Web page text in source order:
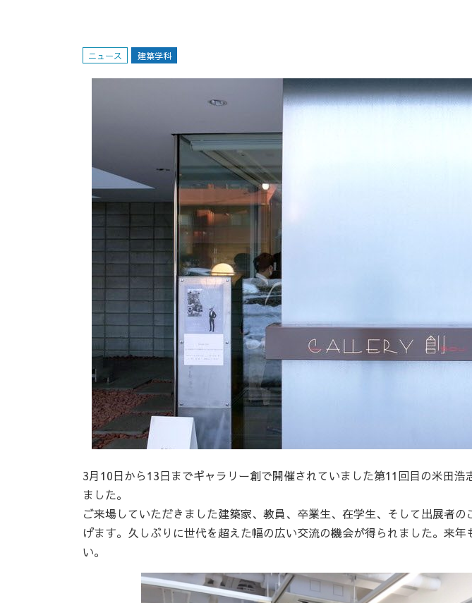
ニュース 建築学科
3月10日から13日までギャラリー創で開催されていました第11回目の米田浩
ました。
ご来場していただきました建築家、教員、卒業生、在学生、そして出展者
げます。久しぶりに世代を超えた幅の広い交流の機会が得られました。来
い。